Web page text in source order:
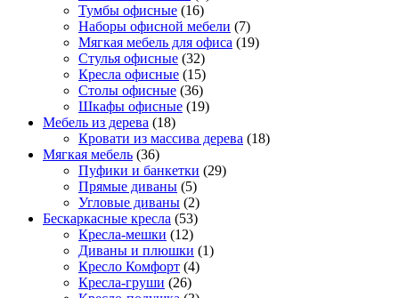
Тумбы офисные (16)
Наборы офисной мебели (7)
Мягкая мебель для офиса (19)
Стулья офисные (32)
Кресла офисные (15)
Столы офисные (36)
Шкафы офисные (19)
Мебель из дерева (18)
Кровати из массива дерева (18)
Мягкая мебель (36)
Пуфики и банкетки (29)
Прямые диваны (5)
Угловые диваны (2)
Бескаркасные кресла (53)
Кресла-мешки (12)
Диваны и плюшки (1)
Кресло Комфорт (4)
Кресла-груши (26)